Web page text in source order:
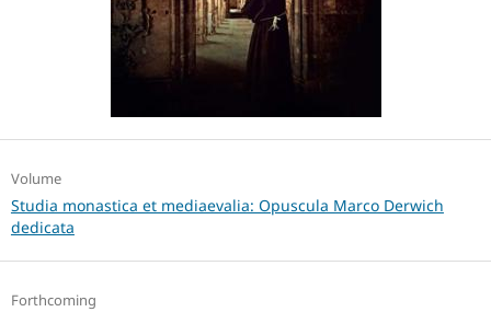
Volume
Studia monastica et mediaevalia: Opuscula Marco Derwich
dedicata
Forthcoming